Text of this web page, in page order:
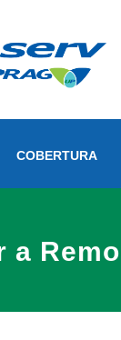
COBERTURA
a